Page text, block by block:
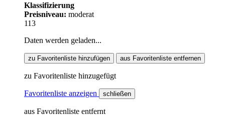
Klassifizierung
Preisniveau: moderat
113
Daten werden geladen...
zu Favoritenliste hinzufügen aus Favoritenliste entfernen
zu Favoritenliste hinzugefügt
Favoritenliste anzeigen schließen
aus Favoritenliste entfernt